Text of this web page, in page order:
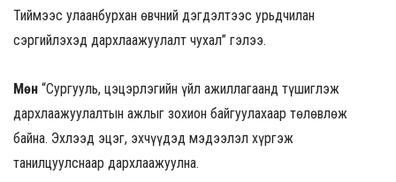
Тиймээс улаанбурхан өвчний дэгдэлтээс урьдчилан
сэргийлэхэд дархлаажуулалт чухал” гэлээ.
Мөн “Сургууль, цэцэрлэгийн үйл ажиллагаанд түшиглэж
дархлаажуулалтын ажлыг зохион байгуулахаар төлөвлөж
байна. Эхлээд эцэг, эхчүүдэд мэдээлэл хүргэж
танилцуулснаар дархлаажуулна.